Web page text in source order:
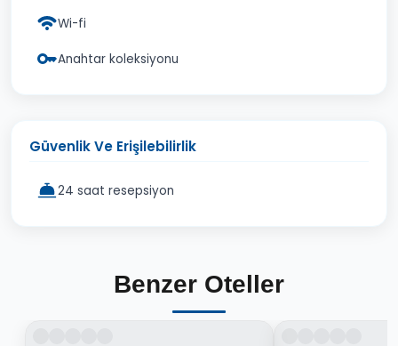
Wi-fi
Anahtar koleksiyonu
Güvenlik Ve Erişilebilirlik
24 saat resepsiyon
Benzer Oteller